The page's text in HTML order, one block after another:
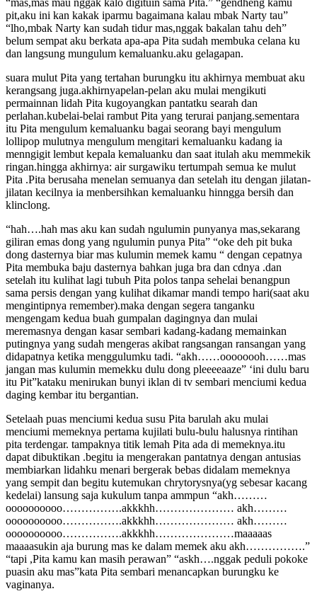
pit,aku ini kan kakak iparmu bagaimana kalau mbak Narty tau”
“lho,mbak Narty kan sudah tidur mas,nggak bakalan tahu deh”
belum sempat aku berkata apa-apa Pita sudah membuka celana ku
dan langsung mungulum kemaluanku.aku gelagapan.
suara mulut Pita yang tertahan burungku itu akhirnya membuat aku
kerangsang juga.akhirnyapelan-pelan aku mulai mengikuti
permainnan lidah Pita kugoyangkan pantatku searah dan
perlahan.kubelai-belai rambut Pita yang terurai panjang.sementara
itu Pita mengulum kemaluanku bagai seorang bayi mengulum
lollipop mulutnya mengulum mengitari kemaluanku kadang ia
menngigit lembut kepala kemaluanku dan saat itulah aku memmekik
ringan.hingga akhirnya: air surgawiku tertumpah semua ke mulut
Pita .Pita berusaha menelan semuanya dan setelah itu dengan jilatan-
jilatan kecilnya ia menbersihkan kemaluanku hinngga bersih dan
klinclong.
“hah….hah mas aku kan sudah ngulumin punyanya mas,sekarang
giliran emas dong yang ngulumin punya Pita” “oke deh pit buka
dong dasternya biar mas kulumin memek kamu “ dengan cepatnya
Pita membuka baju dasternya bahkan juga bra dan cdnya .dan
setelah itu kulihat lagi tubuh Pita polos tanpa sehelai benangpun
sama persis dengan yang kulihat dikamar mandi tempo hari(saat aku
mengintipnya remember).maka dengan segera tanganku
mengengam kedua buah gumpalan dagingnya dan mulai
meremasnya dengan kasar sembari kadang-kadang memainkan
putingnya yang sudah mengeras akibat rangsangan ransangan yang
didapatnya ketika menggulumku tadi. “akh……oooooooh……mas
jangan mas kulumin memekku dulu dong pleeeeaaze” ‘ini dulu baru
itu Pit”kataku menirukan bunyi iklan di tv sembari menciumi kedua
daging kembar itu bergantian.
Setelaah puas menciumi kedua susu Pita barulah aku mulai
menciumi memeknya pertama kujilati bulu-bulu halusnya rintihan
pita terdengar. tampaknya titik lemah Pita ada di memeknya.itu
dapat dibuktikan .begitu ia mengerakan pantatnya dengan antusias
membiarkan lidahku menari bergerak bebas didalam memeknya
yang sempit dan begitu kutemukan chrytorysnya(yg sebesar kacang
kedelai) lansung saja kukulum tanpa ammpun “akh………
oooooooooo…………….akkkhh………………… akh………
oooooooooo…………….akkkhh………………… akh………
oooooooooo…………….akkkhh…………………maaaaas
maaaasukin aja burung mas ke dalam memek aku akh…………….”
“tapi ,Pita kamu kan masih perawan” “askh….nggak peduli pokoke
puasin aku mas”kata Pita sembari menancapkan burungku ke
vaginanya.